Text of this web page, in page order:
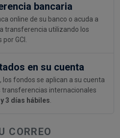
bancaria
online de su banco o acuda a
transferencia utilizando los
GCI.
en su cuenta
los fondos se aplican a su cuenta
transferencias internacionales
y 3 días hábiles
CORREO